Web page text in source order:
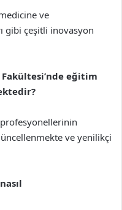
ve
gibi çeşitli inovasyon
eğitim
ve yenilikçi